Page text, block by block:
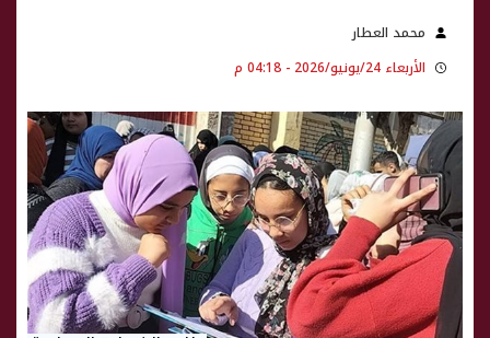
محمد العطار
الأربعاء 24/يونيو/2026 - 04:18 م